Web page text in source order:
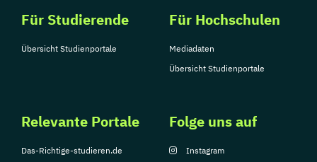
Für Studierende
Übersicht Studienportale
Für Hochschulen
Mediadaten
Übersicht Studienportale
Relevante Portale
Das-Richtige-studieren.de
Folge uns auf
Instagram